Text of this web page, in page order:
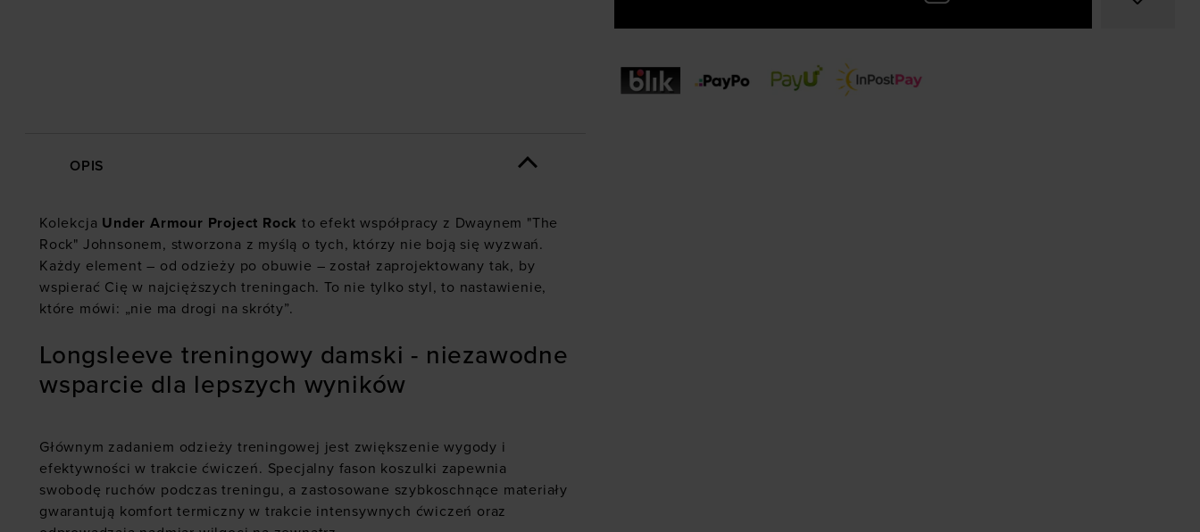
OPIS
Kolekcja Under Armour Project Rock to efekt współpracy z Dwaynem "The
Rock" Johnsonem, stworzona z myślą o tych, którzy nie boją się wyzwań.
Każdy element – od odzieży po obuwie – został zaprojektowany tak, by
wspierać Cię w najcięższych treningach. To nie tylko styl, to nastawienie,
które mówi: „nie ma drogi na skróty”.
Longsleeve treningowy damski - niezawodne
wsparcie dla lepszych wyników
Głównym zadaniem odzieży treningowej jest zwiększenie wygody i
efektywności w trakcie ćwiczeń. Specjalny fason koszulki zapewnia
swobodę ruchów podczas treningu, a zastosowane szybkoschnące materiały
gwarantują komfort termiczny w trakcie intensywnych ćwiczeń oraz